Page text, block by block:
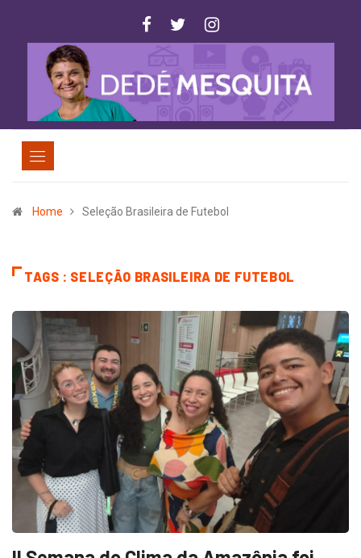
Home Seleção Brasileira de Futebol
TAGS : SELEÇÃO BRASILEIRA DE FUTEBOL